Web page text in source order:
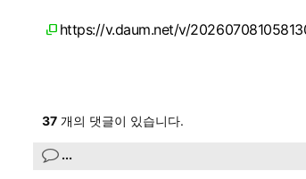
https://v.daum.net/v/
37 개의 댓글이 있습니다.
...